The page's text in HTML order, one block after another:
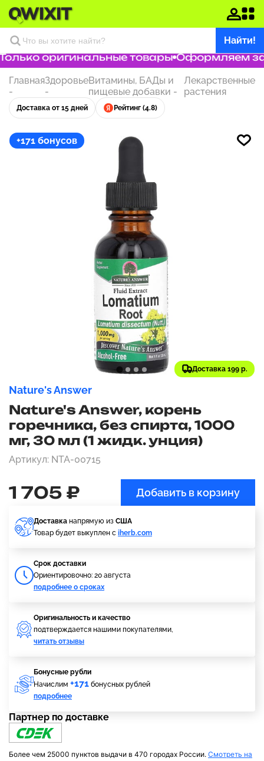
Найти!
оригинальные товары Оформляем
Главная
-
Здоровье
-
Витамины, БАДы и
пищевые добавки -
Лекарственные
растения
Доставка от 15 дней Рейтинг (4.8)
+171 бонусов
Доставка 199 р.
Nature's Answer
Nature's Answer, корень
горечника, без спирта, 1000
мг, 30 мл (1 жидк. унция)
Артикул: NTA-00715
1 705 ₽ Добавить в корзину
Доставка напрямую из США
Товар будет выкуплен с iherb.com
Cрок доставки
Ориентировочно: 20 августа
подробнее о сроках
Оригинальность и качество
подтверждается нашими покупателями,
читать отзывы
Бонусные рубли
Начислим +171 бонусных рублей
подробнее
Партнер по доставке
Более чем 25000 пунктов выдачи в 470 городах России. Смотреть на